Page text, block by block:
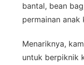
bantal, bean
permainan anak
Menariknya,
untuk berpiknik